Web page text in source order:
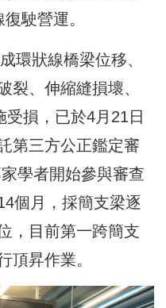
駛營運。
環狀線橋梁位移、
裂、伸縮縫損壞、
損，已於4月21日
第三方公正鑑定審
學者開始參與審查
個月，採簡支梁逐
，目前第一跨簡支
頂昇作業。